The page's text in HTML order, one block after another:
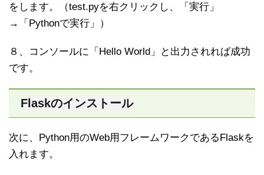
をします。（test.pyを右クリックし、「実行」
→「Pythonで実行」）
８、コンソールに「Hello World」と出力されれば成功
です。
Flaskのインストール
次に、Python用のWeb用フレームワークであるFlaskを
入れます。